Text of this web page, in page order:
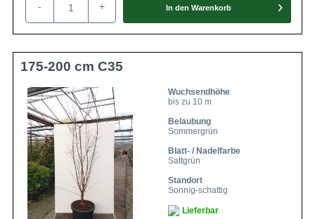
- + In den Warenkorb
175-200 cm C35
Wuchsendhöhe
bis zu 10 m
Belaubung
Sommergrün
Blatt- / Nadelfarbe
Sattgrün
Standort
Sonnig-schattig
Lieferbar